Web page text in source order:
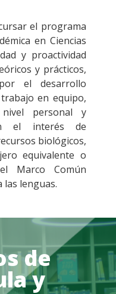
el programa
en Ciencias
y proactividad
y prácticos,
el desarrollo
en equipo,
personal y
el interés de
biológicos,
equivalente o
Marco Común
las lenguas.
de
y